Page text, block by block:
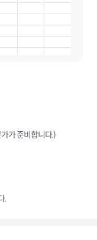
가 준비합니다.)
.